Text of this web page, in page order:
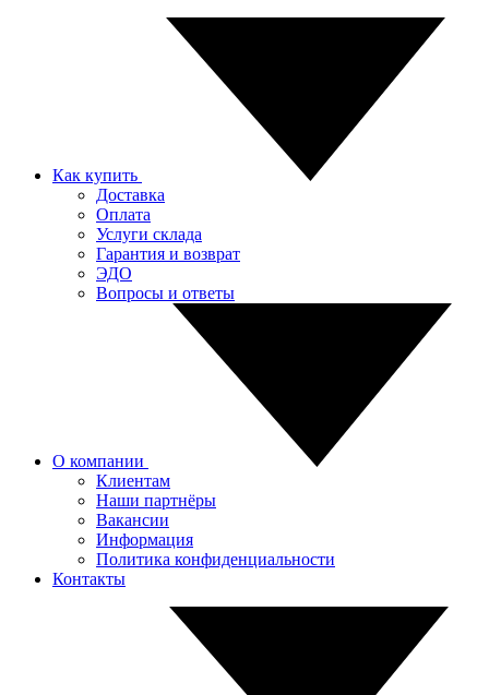
Как купить
Доставка
Оплата
Услуги склада
Гарантия и возврат
ЭДО
Вопросы и ответы
О компании
Клиентам
Наши партнёры
Вакансии
Информация
Политика конфиденциальности
Контакты